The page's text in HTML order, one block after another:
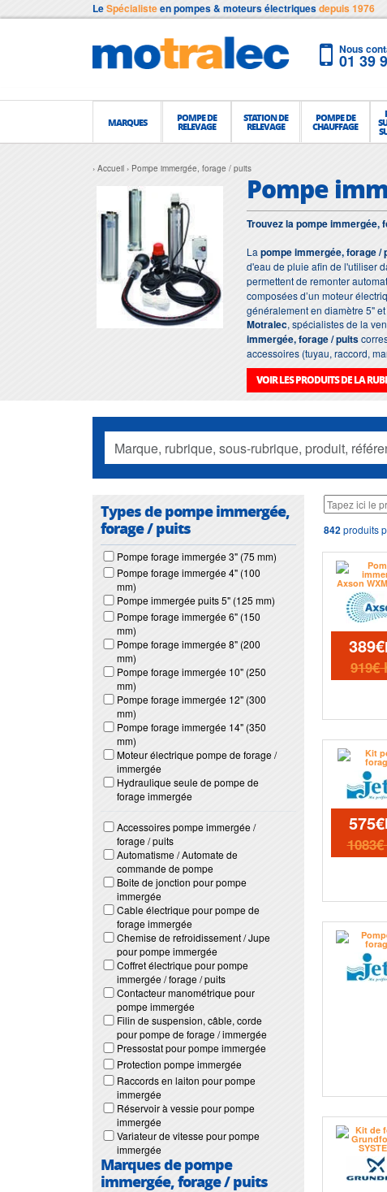
LeSpécialisteen pompes & moteurs électriquesdepuis 1976
Nous
01 39
MARQUES POMPE DE
RELEVAGE
STATION DE
RELEVAGE
POMPE DE
CHAUFFAGE
Accueil Pompe immergée, forage / puits
Pompe
Trouvez la pompe immergée,
La pompe immergée,forage /
d'eau de pluie afin de l'utiliser
permettent de remonter
composées d’un moteur
généralement en diamètre 5"
Motralec, spécialistes de la
immergée, forage / puits
accessoires (tuyau, raccord,
VOIR LES PRODUITS DE LA
Types de pompe immergée,
forage / puits
Pompe forage immergée 3" (75 mm)
Pompe forage immergée 4" (100
mm)
Pompe immergée puits 5" (125 mm)
Pompe forage immergée 6" (150
mm)
Pompe forage immergée 8" (200
mm)
Pompe forage immergée 10" (250
mm)
Pompe forage immergée 12" (300
mm)
Pompe forage immergée 14" (350
mm)
Moteur électrique pompe de forage /
immergée
Hydraulique seule de pompe de
forage immergée
Accessoires pompe immergée /
forage / puits
Automatisme / Automate de
commande de pompe
Boite de jonction pour pompe
immergée
Cable électrique pour pompe de
forage immergée
Chemise de refroidissement / Jupe
pour pompe immergée
Coffret électrique pour pompe
immergée / forage / puits
Contacteur manométrique pour
pompe immergée
Filin de suspension, câble, corde
pour pompe de forage / immergée
Pressostat pour pompe immergée
Protection pompe immergée
Raccords en laiton pour pompe
immergée
Réservoir à vessie pour pompe
immergée
Variateur de vitesse pour pompe
immergée
Marques de pompe
immergée, forage / puits
842produits
389€
919€
575€
1083€